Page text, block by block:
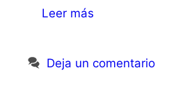
Leer más
Deja un comentario